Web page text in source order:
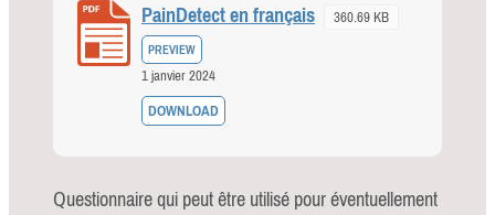
PainDetect en français 360.69 KB
PREVIEW
1 janvier 2024
DOWNLOAD
Questionnaire qui peut être utilisé pour éventuellement